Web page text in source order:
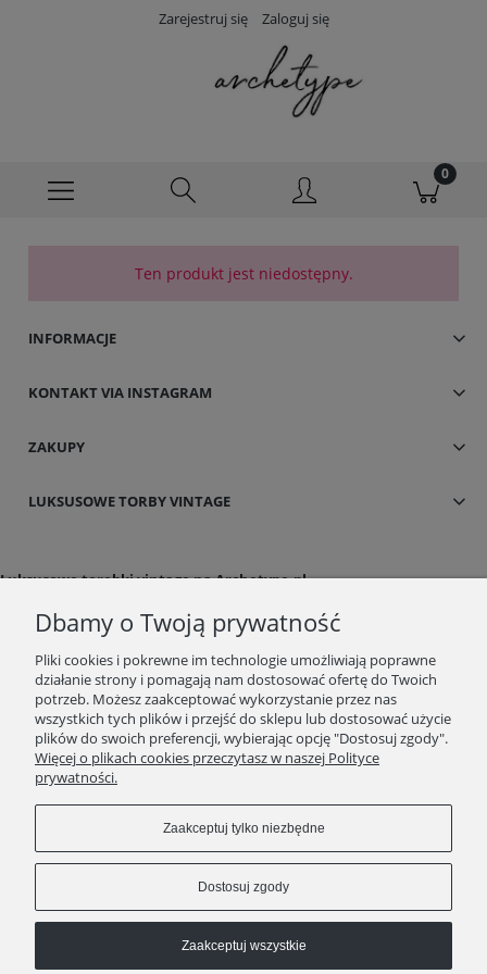
Zarejestruj się Zaloguj się
Ten produkt jest niedostępny.
INFORMACJE
KONTAKT VIA INSTAGRAM
ZAKUPY
LUKSUSOWE TORBY VINTAGE
Luksusowe torebki vintage na Archetype.pl
ręki! Współczesne i vintage modele marek takich jak Chanel, Louis Vuitton,
Gucci, Miu Miu czy Celine. Torby używane, oryginalne w idealnym stanie!
Vintage zegarki oraz biżuteria
Specjalnie dla Was uruchomiliśmy sprzedaż markowych zegarów
używanych renomowanych firm takich jak: Omega, YSL, Rado, Gucci,
Waltham, Longines, Celine, Hermes i in. Mamy tylko oryginalne produkty z
drugiej ręki, wystawiamy certyfikaty autentyczności, poświadczane przez
niezależne firmy. Luksusowe zakupy, marki premium na Twoją kieszeń.
ARCHETYPE jest partnerem ENTRUPY
Dbamy o Twoją prywatność
Pliki cookies i pokrewne im technologie umożliwiają poprawne
działanie strony i pomagają nam dostosować ofertę do Twoich
potrzeb. Możesz zaakceptować wykorzystanie przez nas
wszystkich tych plików i przejść do sklepu lub dostosować użycie
plików do swoich preferencji, wybierając opcję "Dostosuj zgody".
Więcej o plikach cookies przeczytasz w naszej Polityce
prywatności.
Zaakceptuj tylko niezbędne
Dostosuj zgody
Zaakceptuj wszystkie